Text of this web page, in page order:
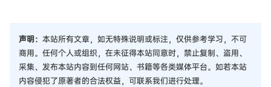
声明： 本站所有文章，如无特殊说明或标注，仅供参考学习，不可
商用。任何个人或组织，在未征得本站同意时，禁止复制、盗用、
采集、发布本站内容到任何网站、书籍等各类媒体平台。如若本站
内容侵犯了原著者的合法权益，可联系我们进行处理。